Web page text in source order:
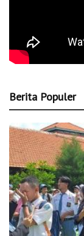
Berita Populer